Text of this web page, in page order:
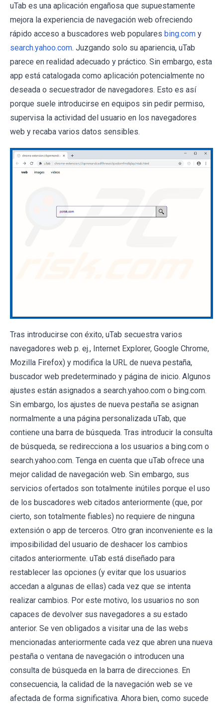
uTab es una aplicación engañosa que supuestamente
mejora la experiencia de navegación web ofreciendo
rápido acceso a buscadores web populares bing.com y
search.yahoo.com. Juzgando solo su apariencia, uTab
parece en realidad adecuado y práctico. Sin embargo, esta
app está catalogada como aplicación potencialmente no
deseada o secuestrador de navegadores. Esto es así
porque suele introducirse en equipos sin pedir permiso,
supervisa la actividad del usuario en los navegadores
web y recaba varios datos sensibles.
Tras introducirse con éxito, uTab secuestra varios
navegadores web p. ej., Internet Explorer, Google Chrome,
Mozilla Firefox) y modifica la URL de nueva pestaña,
buscador web predeterminado y página de inicio. Algunos
ajustes están asignados a search.yahoo.com o bing.com.
Sin embargo, los ajustes de nueva pestaña se asignan
normalmente a una página personalizada uTab, que
contiene una barra de búsqueda. Tras introducir la consulta
de búsqueda, se redirecciona a los usuarios a bing.com o
search.yahoo.com. Tenga en cuenta que uTab ofrece una
mejor calidad de navegación web. Sin embargo, sus
servicios ofertados son totalmente inútiles porque el uso
de los buscadores web citados anteriormente (que, por
cierto, son totalmente fiables) no requiere de ninguna
extensión o app de terceros. Otro gran inconveniente es la
imposibilidad del usuario de deshacer los cambios
citados anteriormente. uTab está diseñado para
restablecer las opciones (y evitar que los usuarios
accedan a algunas de ellas) cada vez que se intenta
realizar cambios. Por este motivo, los usuarios no son
capaces de devolver sus navegadores a su estado
anterior. Se ven obligados a visitar una de las webs
mencionadas anteriormente cada vez que abren una nueva
pestaña o ventana de navegación o introducen una
consulta de búsqueda en la barra de direcciones. En
consecuencia, la calidad de la navegación web se ve
afectada de forma significativa. Ahora bien, como sucede